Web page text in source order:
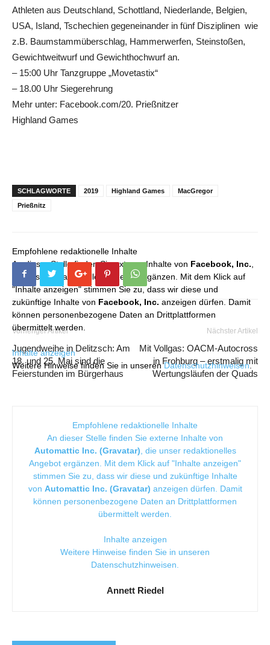
Athleten aus Deutschland, Schottland, Niederlande, Belgien,
USA, Island, Tschechien gegeneinander in fünf Disziplinen wie
z.B. Baumstammüberschlag, Hammerwerfen, Steinstoßen,
Gewichtweitwurf und Gewichthochwurf an.
– 15:00 Uhr Tanzgruppe „Movetastix“
– 18.00 Uhr Siegerehrung
Mehr unter: Facebook.com/20. Prießnitzer
Highland Games
SCHLAGWORTE 2019 Highland Games
MacGregor
Prießnitz
Empfohlene redaktionelle Inhalte
An dieser Stelle finden Sie externe Inhalte von Facebook, Inc.
die unser redaktionelles Angebot ergänzen. Mit dem Klick auf
"Inhalte anzeigen" stimmen Sie zu, dass wir diese und
zukünftige Inhalte von Facebook, Inc. anzeigen dürfen. Damit
können personenbezogene Daten an Drittplattformen
übermittelt werden.
Inhalte anzeigen
Weitere Hinweise finden Sie in unserenDatenschutzhinweisen.
Vorheriger Artikel
Jugendweihe in Delitzsch: Am
18. und 25. Mai sind die
Feierstunden im Bürgerhaus
Nächster Artikel
Mit Vollgas: OACM-Autocross
in Frohburg – erstmalig mit
Wertungsläufen der Quads
Empfohlene redaktionelle Inhalte
An dieser Stelle finden Sie externe Inhalte von
Automattic Inc. (Gravatar) , die unser redaktionelles
Angebot ergänzen. Mit dem Klick auf "Inhalte anzeigen"
stimmen Sie zu, dass wir diese und zukünftige Inhalte
von Automattic Inc. (Gravatar) anzeigen dürfen. Damit
können personenbezogene Daten an Drittplattformen
übermittelt werden.
Inhalte anzeigen
Weitere Hinweise finden Sie in unseren
Datenschutzhinweisen
Annett Riedel